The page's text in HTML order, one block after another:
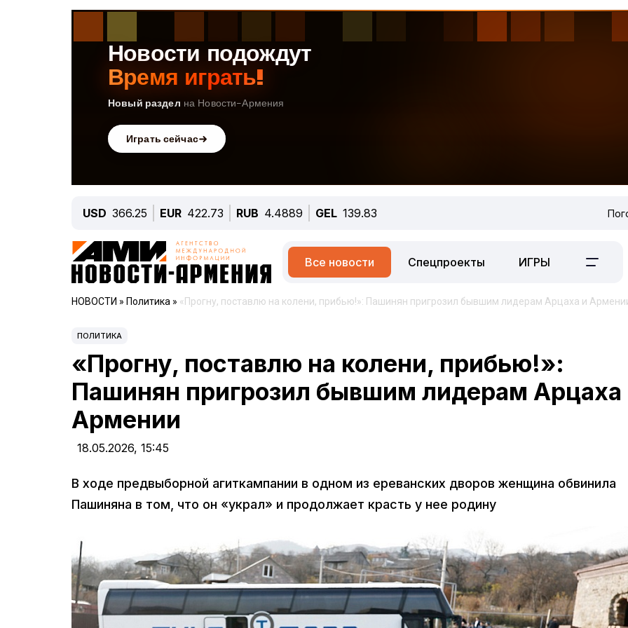
USD 366.25 EUR 422.73 RUB 4.4889 GEL 139.83
Все новости Спецпроекты ИГРЫ
НОВОСТИ » Политика » «Прогну, поставлю на колени, прибью!»: Пашинян пригрозил бывшим лидерам Арцаха и
ПОЛИТИКА
«Прогну, поставлю на колени, прибью!»:
Пашинян пригрозил бывшим лидерам Арцаха
Армении
18.05.2026, 15:45
В ходе предвыборной агиткампании в одном из ереванских дворов женщина обвинила
Пашиняна в том, что он «украл» и продолжает красть у нее родину